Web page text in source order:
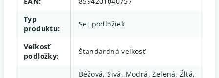
Typ
produktu:
Set podložiek
Veľkosť
podložky:
Štandardná veľkosť
Béžová, Sivá, Modrá, Zelená, Žltá,